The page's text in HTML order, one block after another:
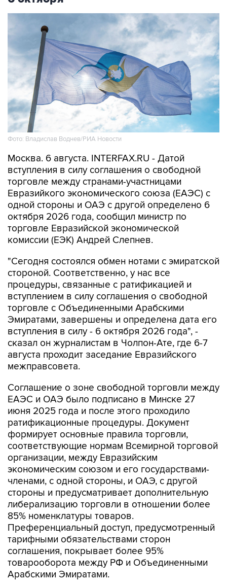
Фото: Владислав Воднев/РИА Новости
Москва. 6 августа. INTERFAX.RU - Датой
вступления в силу соглашения о свободной
торговле между странами-участницами
Евразийкого экономического союза (ЕАЭС) с
одной стороны и ОАЭ с другой определено 6
октября 2026 года, сообщил министр по
торговле Евразийской экономической
комиссии (ЕЭК) Андрей Слепнев.
"Сегодня состоялся обмен нотами с эмиратской
стороной. Соответственно, у нас все
процедуры, связанные с ратификацией и
вступлением в силу соглашения о свободной
торговле с Объединенными Арабскими
Эмиратами, завершены и определена дата его
вступления в силу - 6 октября 2026 года", -
сказал он журналистам в Чолпон-Ате, где 6-7
августа проходит заседание Евразийского
межправсовета.
Соглашение о зоне свободной торговли между
ЕАЭС и ОАЭ было подписано в Минске 27
июня 2025 года и после этого проходило
ратификационные процедуры. Документ
формирует основные правила торговли,
соответствующие нормам Всемирной торговой
организации, между Евразийским
экономическим союзом и его государствами-
членами, с одной стороны, и ОАЭ, с другой
стороны и предусматривает дополнительную
либерализацию торговли в отношении более
85% номенклатуры товаров.
Преференциальный доступ, предусмотренный
тарифными обязательствами сторон
соглашения, покрывает более 95%
товарооборота между РФ и Объединенными
Арабскими Эмиратами.